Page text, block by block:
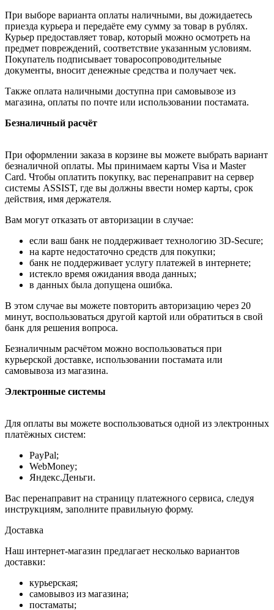
При выборе варианта оплаты наличными, вы дожидаетесь
приезда курьера и передаёте ему сумму за товар в рублях.
Курьер предоставляет товар, который можно осмотреть на
предмет повреждений, соответствие указанным условиям.
Покупатель подписывает товаросопроводительные
документы, вносит денежные средства и получает чек.
Также оплата наличными доступна при самовывозе из
магазина, оплаты по почте или использовании постамата.
Безналичный расчёт
При оформлении заказа в корзине вы можете выбрать вариант
безналичной оплаты. Мы принимаем карты Visa и Master
Card. Чтобы оплатить покупку, вас перенаправит на сервер
системы ASSIST, где вы должны ввести номер карты, срок
действия, имя держателя.
Вам могут отказать от авторизации в случае:
если ваш банк не поддерживает технологию 3D-Secure;
на карте недостаточно средств для покупки;
банк не поддерживает услугу платежей в интернете;
истекло время ожидания ввода данных;
в данных была допущена ошибка.
В этом случае вы можете повторить авторизацию через 20
минут, воспользоваться другой картой или обратиться в свой
банк для решения вопроса.
Безналичным расчётом можно воспользоваться при
курьерской доставке, использовании постамата или
самовывоза из магазина.
Электронные системы
Для оплаты вы можете воспользоваться одной из электронных
платёжных систем:
PayPal;
WebMoney;
Яндекс.Деньги.
Вас перенаправит на страницу платежного сервиса, следуя
инструкциям, заполните правильную форму.
Доставка
Наш интернет-магазин предлагает несколько вариантов
доставки:
курьерская;
самовывоз из магазина;
постаматы;